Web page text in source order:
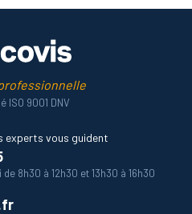
ISO 9001 DNV
experts vous guident
8h30 à 12h30 et 13h30 à 16h30